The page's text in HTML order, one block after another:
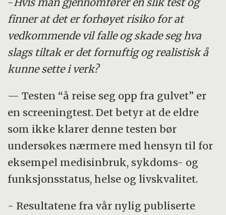
finner at det er forhøyet risiko for at
vedkommende vil falle og skade seg hva
slags tiltak er det fornuftig og realistisk å
kunne sette i verk?
— Testen “å reise seg opp fra gulvet” er
en screeningtest. Det betyr at de eldre
som ikke klarer denne testen bør
undersøkes nærmere med hensyn til for
eksempel medisinbruk, sykdoms- og
funksjonsstatus, helse og livskvalitet.
- Resultatene fra vår nylig publiserte